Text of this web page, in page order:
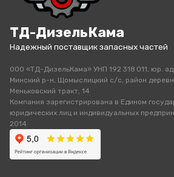
ТД-ДизельКама
Надежный поставщик запасных частей
ООО «ТД-ДизельКама» УНП 192 318 011, юр.
Минский р-н, Щомыслицкий с/с, район
Меньковский тракт, 14
Компания зарегистрирована в Едином
юридических лиц и индивидуальных
2014